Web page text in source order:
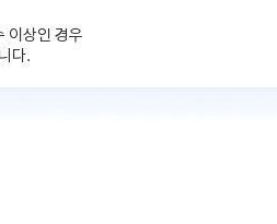
이상인 경우
다.